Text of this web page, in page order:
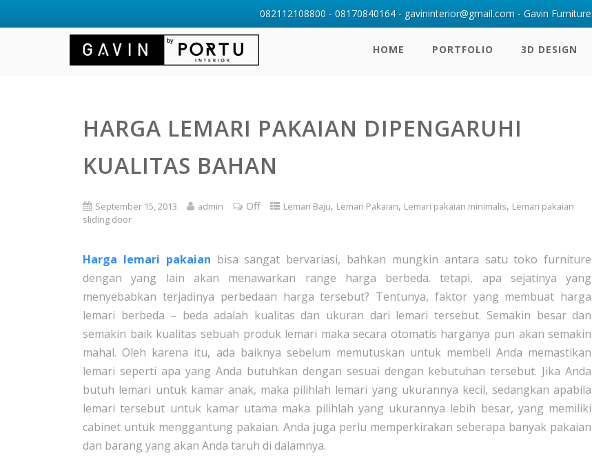
HOME PORTFOLIO 3D DESIGN
HARGA LEMARI PAKAIAN DIPENGARUHI
KUALITAS BAHAN
September 15, 2013 admin Off Lemari Baju, Lemari Pakaian, Lemari pakaian minimalis, Lemari pakaian
sliding door
Harga lemari pakaian bisa sangat bervariasi, bahkan mungkin antara satu toko furniture
dengan yang lain akan menawarkan range harga berbeda. tetapi, apa sejatinya yang
menyebabkan terjadinya perbedaan harga tersebut? Tentunya, faktor yang membuat harga
lemari berbeda – beda adalah kualitas dan ukuran dari lemari tersebut. Semakin besar dan
semakin baik kualitas sebuah produk lemari maka secara otomatis harganya pun akan semakin
mahal. Oleh karena itu, ada baiknya sebelum memutuskan untuk membeli Anda memastikan
lemari seperti apa yang Anda butuhkan dengan sesuai dengan kebutuhan tersebut. Jika Anda
butuh lemari untuk kamar anak, maka pilihlah lemari yang ukurannya kecil, sedangkan apabila
lemari tersebut untuk kamar utama maka pilihlah yang ukurannya lebih besar, yang memiliki
cabinet untuk menggantung pakaian. Anda juga perlu memperkirakan seberapa banyak pakaian
dan barang yang akan Anda taruh di dalamnya.
082112108800 - 08170840164 - gavininterior@gmail.com - Gavin Furniture